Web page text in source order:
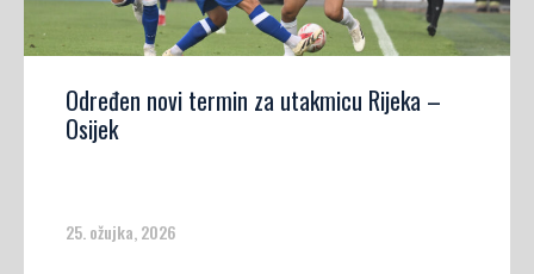
Određen novi termin za utakmicu Rijeka –
Osijek
25. ožujka, 2026